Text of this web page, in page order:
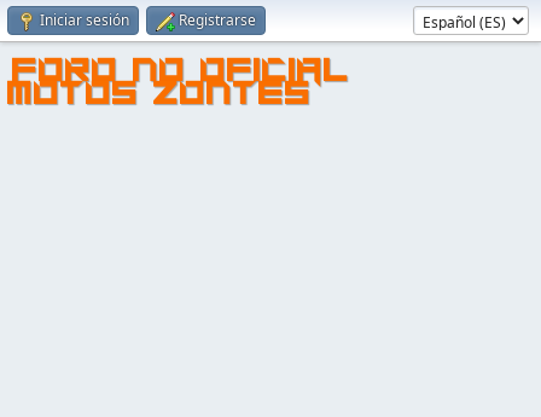
Iniciar sesión Registrarse
FORO NO OFICIAL
MOTOS ZONTES